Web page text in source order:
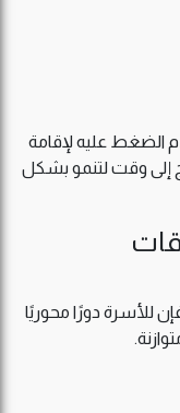
الضغط عليه لإقامة
إلى وقت لتنمو بشكل
للأسرة دورًا محوريًا